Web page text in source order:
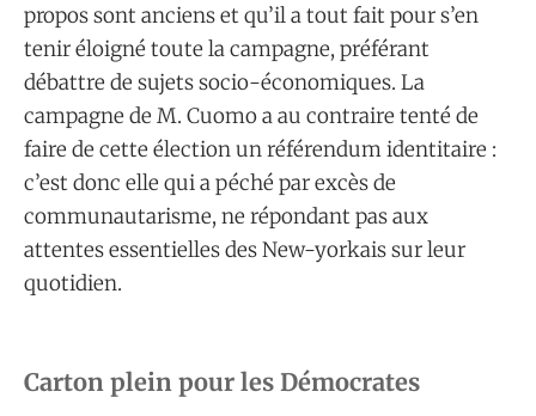
propos sont anciens et qu’il a tout fait pour s’en
tenir éloigné toute la campagne, préférant
débattre de sujets socio-économiques. La
campagne de M. Cuomo a au contraire tenté de
faire de cette élection un référendum identitaire :
c’est donc elle qui a péché par excès de
communautarisme, ne répondant pas aux
attentes essentielles des New-yorkais sur leur
quotidien.
Carton plein pour les Démocrates